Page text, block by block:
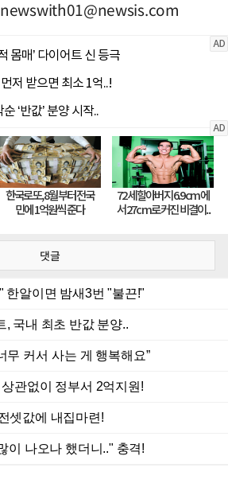
newswith01@newsis.com
댓글